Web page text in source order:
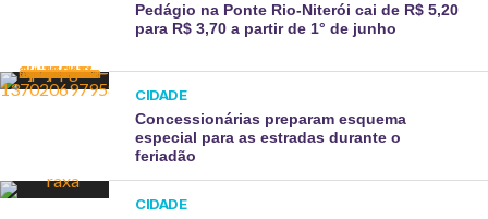
Pedágio na Ponte Rio-Niterói cai de R$ 5,20
para R$ 3,70 a partir de 1° de junho
CIDADE
Concessionárias preparam esquema
especial para as estradas durante o
feriadão
CIDADE